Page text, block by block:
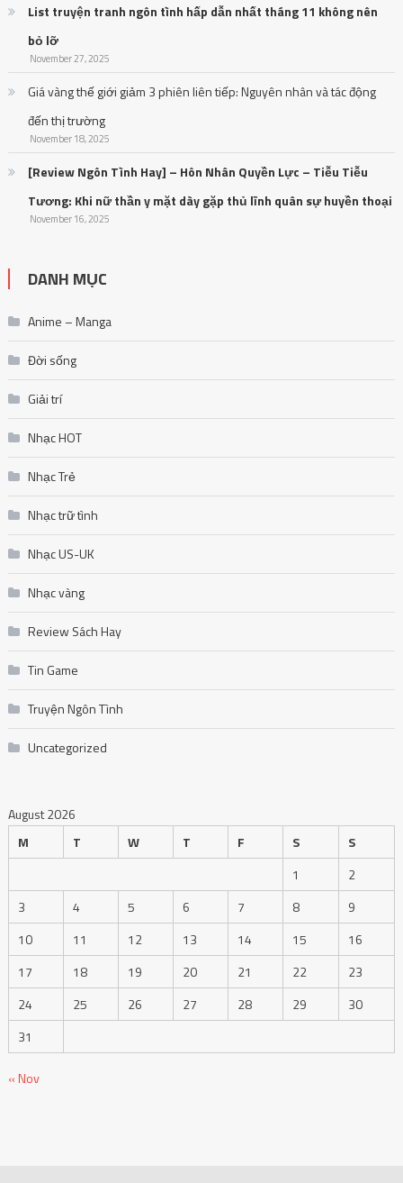
List truyện tranh ngôn tình hấp dẫn nhất tháng 11 không nên
bỏ lỡ
November 27, 2025
Giá vàng thế giới giảm 3 phiên liên tiếp: Nguyên nhân và tác động
đến thị trường
November 18, 2025
[Review Ngôn Tình Hay] – Hôn Nhân Quyền Lực – Tiễu Tiễu
Tương: Khi nữ thần y mặt dày gặp thủ lĩnh quân sự huyền thoại
November 16, 2025
DANH MỤC
Anime – Manga
Đời sống
Giải trí
Nhạc HOT
Nhạc Trẻ
Nhạc trữ tình
Nhạc US-UK
Nhạc vàng
Review Sách Hay
Tin Game
Truyện Ngôn Tình
Uncategorized
August 2026
M
T W T F S
S
1
2
3
4 5 6 7 8
9
10
11 12 13 14 15
16
17
18 19 20 21 22
23
24
25 26 27 28 29
30
31
« Nov